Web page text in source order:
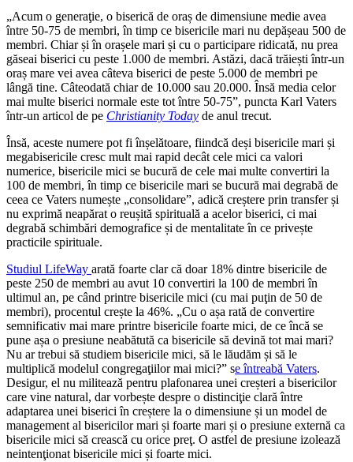
„Acum o generaţie, o biserică de oraș de dimensiune medie avea
între 50-75 de membri, în timp ce bisericile mari nu depășeau 500 de
membri. Chiar și în orașele mari și cu o participare ridicată, nu prea
găseai biserici cu peste 1.000 de membri. Astăzi, dacă trăiești într-un
oraș mare vei avea câteva biserici de peste 5.000 de membri pe
lângă tine. Câteodată chiar de 10.000 sau 20.000. Însă media celor
mai multe biserici normale este tot între 50-75”, puncta Karl Vaters
într-un articol de pe Christianity Today de anul trecut.
Însă, aceste numere pot fi înșelătoare, fiindcă deși bisericile mari și
megabisericile cresc mult mai rapid decât cele mici ca valori
numerice, bisericile mici se bucură de cele mai multe convertiri la
100 de membri, în timp ce bisericile mari se bucură mai degrabă de
ceea ce Vaters numește „consolidare”, adică creștere prin transfer și
nu exprimă neapărat o reușită spirituală a acelor biserici, ci mai
degrabă schimbări demografice și de mentalitate în ce privește
practicile spirituale.
Studiul LifeWay arată foarte clar că doar 18% dintre bisericile de
peste 250 de membri au avut 10 convertiri la 100 de membri în
ultimul an, pe când printre bisericile mici (cu mai puţin de 50 de
membri), procentul crește la 46%. „Cu o așa rată de convertire
semnificativ mai mare printre bisericile foarte mici, de ce încă se
pune așa o presiune neabătută ca bisericile să devină tot mai mari?
Nu ar trebui să studiem bisericile mici, să le lăudăm și să le
multiplică modelul congregaţiilor mai mici?” se întreabă Vaters.
Desigur, el nu militează pentru plafonarea unei creșteri a bisericilor
care vine natural, dar vorbește despre o distinciţie clară între
adaptarea unei biserici în creștere la o dimensiune și un model de
management al bisericilor mari și foarte mari și o presiune externă ca
bisericile mici să crească cu orice preţ. O astfel de presiune izolează
neintenţionat bisericile mici și foarte mici.